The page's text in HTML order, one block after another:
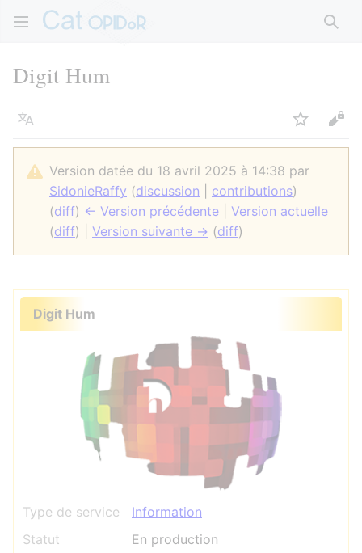
Digit Hum
Langue Suivre
Version datée du 18 avril 2025 à 14:38 par
SidonieRaffy (discussion contributions)
(diff) ← Version précédente
Version actuelle
(diff) | Version suivante → (diff)
Digit Hum
Type de service
Information
Statut
En production